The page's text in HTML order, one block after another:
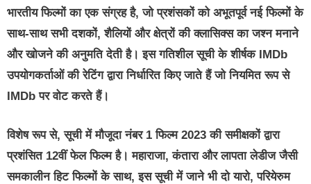
भारतीय फिल्मों का एक संग्रह है, जो प्रशंसकों को अभूतपूर्व नई फिल्मों के
साथ-साथ सभी दशकों, शैलियों और क्षेत्रों की क्लासिक्स का जश्न मनाने
और खोजने की अनुमति देती है। इस गतिशील सूची के शीर्षक IMDb
उपयोगकर्ताओं की रेटिंग द्वारा निर्धारित किए जाते हैं जो नियमित रूप से
IMDb पर वोट करते हैं।
विशेष रूप से, सूची में मौजूदा नंबर 1 फिल्म 2023 की समीक्षकों द्वारा
प्रशंसित 12वीं फेल फिल्म है। महाराजा, कंतारा और लापता लेडीज जैसी
समकालीन हिट फिल्मों के साथ, इस सूची में जाने भी दो यारो, परियेरुम